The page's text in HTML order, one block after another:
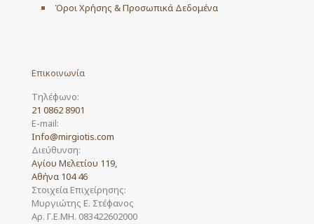
Όροι Χρήσης & Προσωπικά Δεδομένα
Επικοινωνία
Τηλέφωνο:
21 0862 8901
E-mail:
Info@mirgiotis.com
Διεύθυνση:
Αγίου Μελετίου 119,
Αθήνα 104 46
Στοιχεία Επιχείρησης:
Μυργιώτης Ε. Στέφανος
Αρ. Γ.Ε.ΜΗ. 083422602000